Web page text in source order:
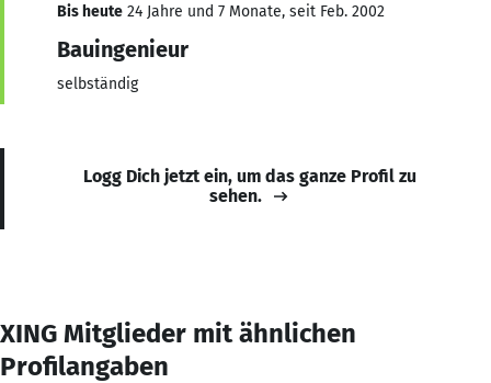
Bis heute 24 Jahre und 7 Monate, seit Feb. 2002
Bauingenieur
selbständig
Logg Dich jetzt ein, um das ganze Profil zu
sehen.
XING Mitglieder mit ähnlichen
Profilangaben